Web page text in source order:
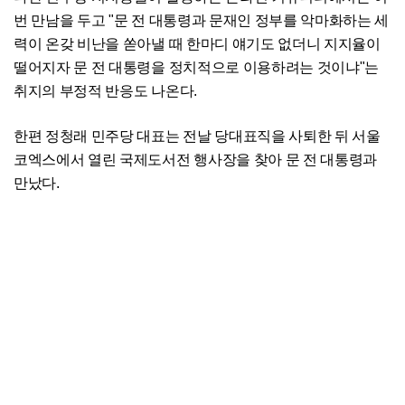
번 만남을 두고 "문 전 대통령과 문재인 정부를 악마화하는 세
력이 온갖 비난을 쏟아낼 때 한마디 얘기도 없더니 지지율이
떨어지자 문 전 대통령을 정치적으로 이용하려는 것이냐"는
취지의 부정적 반응도 나온다.
한편 정청래 민주당 대표는 전날 당대표직을 사퇴한 뒤 서울
코엑스에서 열린 국제도서전 행사장을 찾아 문 전 대통령과
만났다.